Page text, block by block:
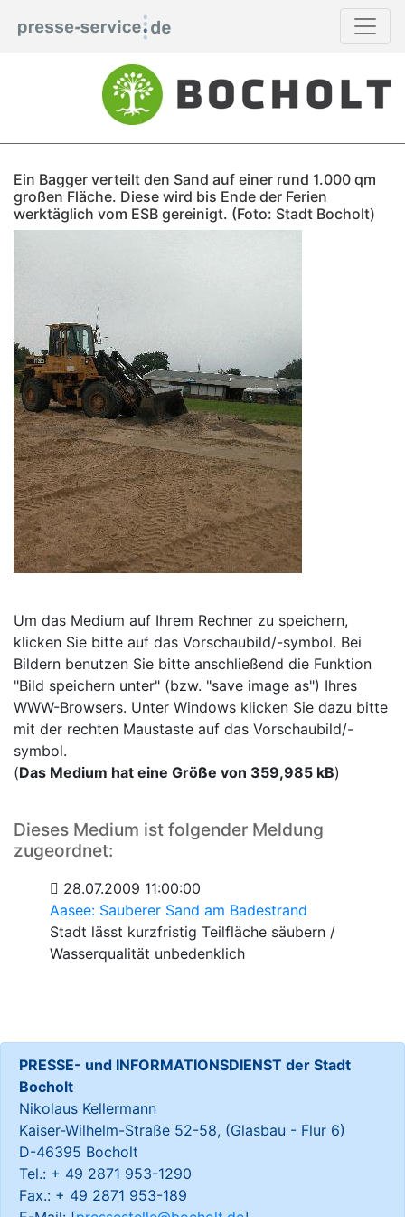
Ein Bagger verteilt den Sand auf einer rund 1.000 qm
großen Fläche. Diese wird bis Ende der Ferien
werktäglich vom ESB gereinigt. (Foto: Stadt Bocholt)
Um das Medium auf Ihrem Rechner zu speichern,
klicken Sie bitte auf das Vorschaubild/-symbol. Bei
Bildern benutzen Sie bitte anschließend die Funktion
"Bild speichern unter" (bzw. "save image as") Ihres
WWW-Browsers. Unter Windows klicken Sie dazu bitte
mit der rechten Maustaste auf das Vorschaubild/-
symbol.
(Das Medium hat eine Größe von 359,985 kB)
Dieses Medium ist folgender Meldung
zugeordnet:
28.07.2009 11:00:00
Aasee: Sauberer Sand am Badestrand
Stadt lässt kurzfristig Teilfläche säubern /
Wasserqualität unbedenklich
PRESSE- und INFORMATIONSDIENST der Stadt
Bocholt
Nikolaus Kellermann
Kaiser-Wilhelm-Straße 52-58, (Glasbau - Flur 6)
D-46395 Bocholt
Tel.: + 49 2871 953-1290
Fax.: + 49 2871 953-189